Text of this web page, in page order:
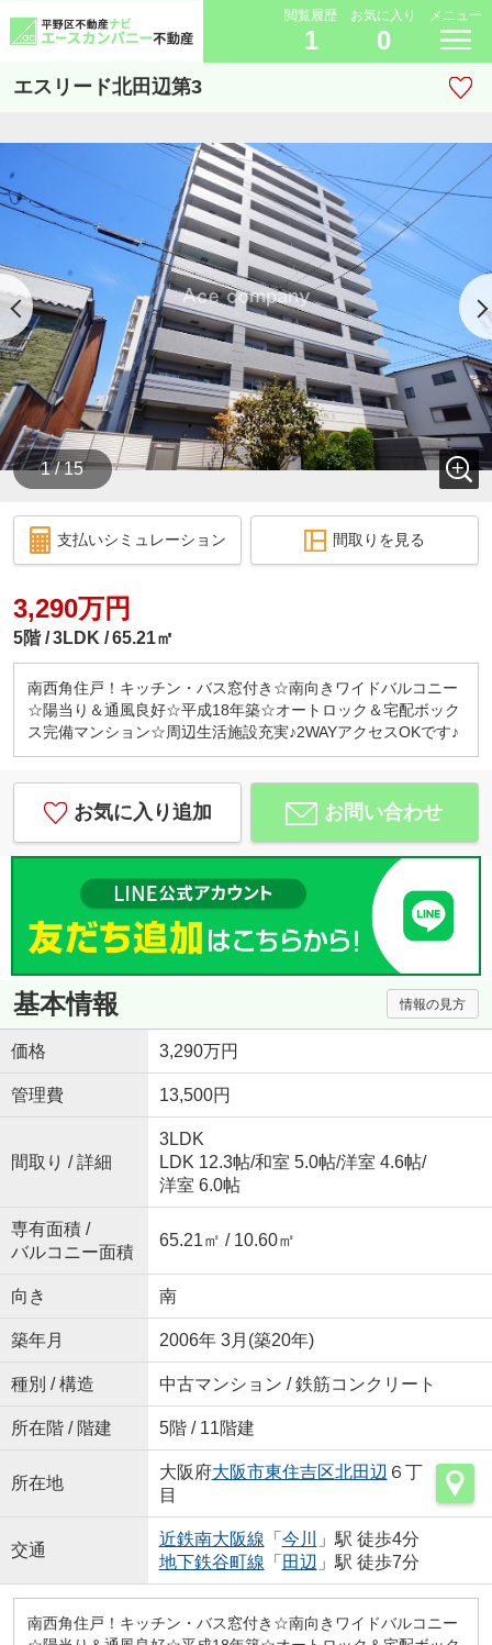
閲覧履歴
1
お気に入り
0
メニュー
エスリード北田辺第3
1 / 15
支払いシミュレーション 間取りを見る
3,290万円
5階 3LDK 65.21㎡
南西角住戸！キッチン・バス窓付き☆南向きワイドバルコニー
☆陽当り＆通風良好☆平成18年築☆オートロック＆宅配ボック
ス完備マンション☆周辺生活施設充実♪2WAYアクセスOKです♪
お気に入り追加 お問い合わせ
基本情報 情報の見方
価格 3,290万円
管理費 13,500円
間取り / 詳細
3LDK
LDK 12.3帖/和室 5.0帖/洋室 4.6帖/
洋室 6.0帖
専有面積 /
バルコニー面積
65.21㎡ / 10.60㎡
向き 南
築年月 2006年 3月(築20年)
種別 / 構造 中古マンション / 鉄筋コンクリート
所在階 / 階建 5階 / 11階建
所在地
大阪府大阪市東住吉区北田辺 ６丁
目
交通
近鉄南大阪線 「 今川
」駅 徒歩4分
地下鉄谷町線 「 田辺 」駅 徒歩7分
南西角住戸！キッチン・バス窓付き☆南向きワイドバルコニー